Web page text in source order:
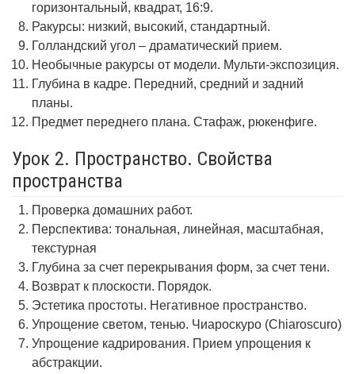
горизонтальный, квадрат, 16:9.
Ракурсы: низкий, высокий, стандартный.
Голландский угол – драматический прием.
Необычные ракурсы от модели. Мульти-экспозиция.
Глубина в кадре. Передний, средний и задний
планы.
Предмет переднего плана. Стафаж, рюкенфиге.
Урок 2. Пространство. Свойства
пространства
Проверка домашних работ.
Перспектива: тональная, линейная, масштабная,
текстурная
Глубина за счет перекрывания форм, за счет тени.
Возврат к плоскости. Порядок.
Эстетика простоты. Негативное пространство.
Упрощение светом, тенью. Чиароскуро (Chiaroscuro)
Упрощение кадрирования. Прием упрощения к
абстракции.